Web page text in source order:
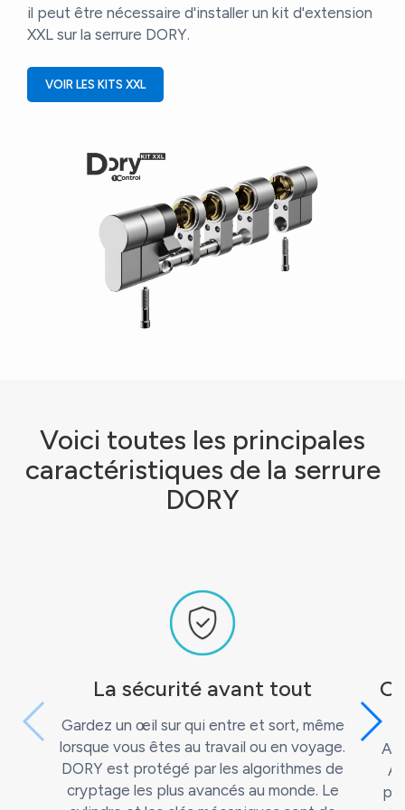
il peut être nécessaire d'installer un kit d'extension
XXL sur la serrure DORY.
VOIR LES KITS XXL
Voici toutes les principales
caractéristiques de la serrure
DORY
La sécurité avant tout
Gardez un œil sur qui entre et sort, même
lorsque vous êtes au travail ou en voyage.
DORY est protégé par les algorithmes de
cryptage les plus avancés au monde. Le